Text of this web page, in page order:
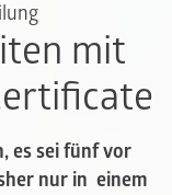
mit
es sei fünf vor
nur in einem